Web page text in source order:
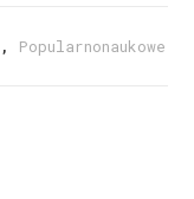
, Popularnonaukowe